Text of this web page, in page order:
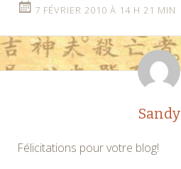
7 FÉVRIER 2010 À 14 H 21 MIN
Sandy
Félicitations pour votre blog!